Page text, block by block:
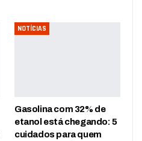
NOTÍCIAS
Gasolina com 32% de
etanol está chegando: 5
cuidados para quem